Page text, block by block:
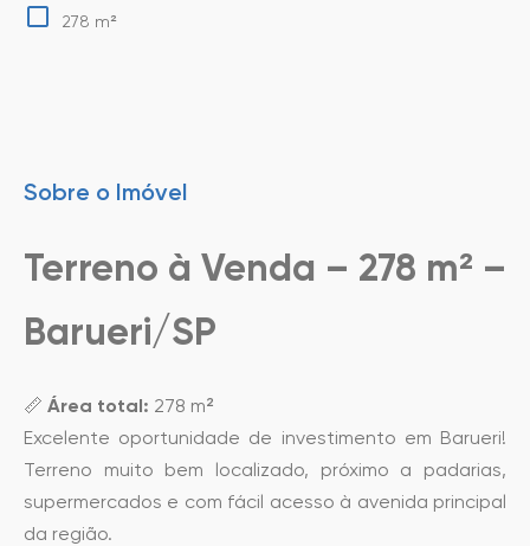
278 m²
Sobre o Imóvel
Terreno à Venda – 278 m² –
Barueri/SP
📏 Área total: 278 m²
Excelente oportunidade de investimento em Barueri!
Terreno muito bem localizado, próximo a padarias,
supermercados e com fácil acesso à avenida principal
da região.